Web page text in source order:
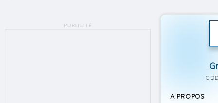
PUBLICITÉ
A PROPOS